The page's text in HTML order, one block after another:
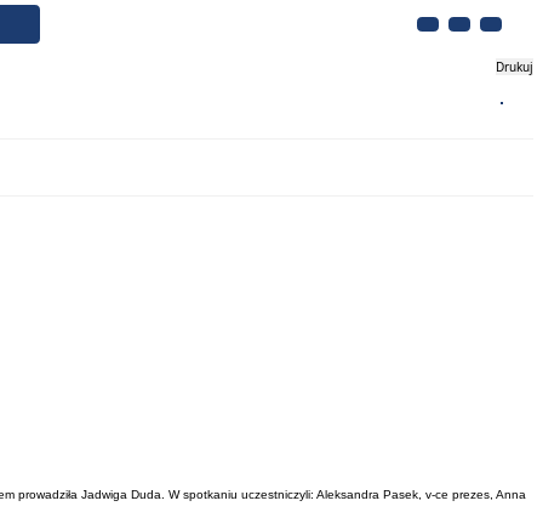
Drukuj
prowadziła Jadwiga Duda. W spotkaniu uczestniczyli: Aleksandra Pasek, v-ce prezes, Anna